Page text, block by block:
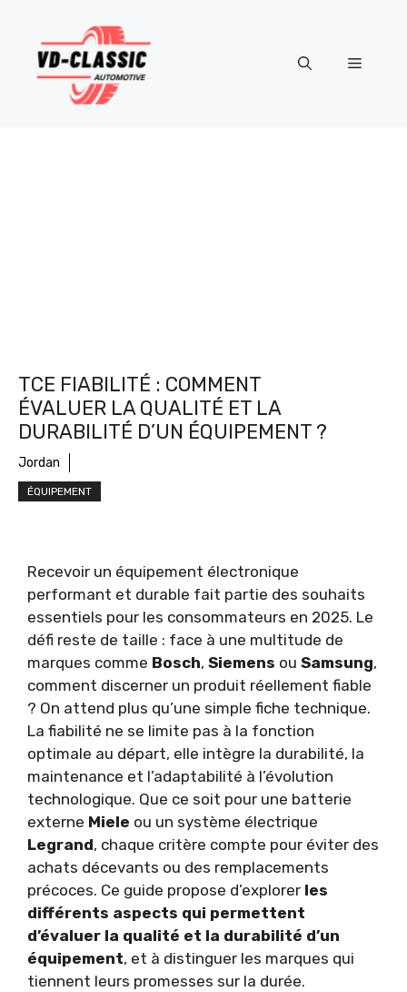
contenu
Menu
TCE FIABILITÉ : COMMENT
ÉVALUER LA QUALITÉ ET LA
DURABILITÉ D’UN ÉQUIPEMENT ?
Jordan
ÉQUIPEMENT
Recevoir un équipement électronique
performant et durable fait partie des souhaits
essentiels pour les consommateurs en 2025. Le
défi reste de taille : face à une multitude de
marques comme Bosch, Siemens ou Samsung,
comment discerner un produit réellement fiable
? On attend plus qu’une simple fiche technique.
La fiabilité ne se limite pas à la fonction
optimale au départ, elle intègre la durabilité, la
maintenance et l’adaptabilité à l’évolution
technologique. Que ce soit pour une batterie
externe Miele ou un système électrique
Legrand, chaque critère compte pour éviter des
achats décevants ou des remplacements
précoces. Ce guide propose d’explorer les
différents aspects qui permettent
d’évaluer la qualité et la durabilité d’un
équipement, et à distinguer les marques qui
tiennent leurs promesses sur la durée.